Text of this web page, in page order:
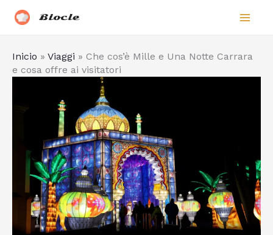
Biocle
Inicio » Viaggi » Che cos’è Mille e Una Notte Carrara
e cosa offre ai visitatori